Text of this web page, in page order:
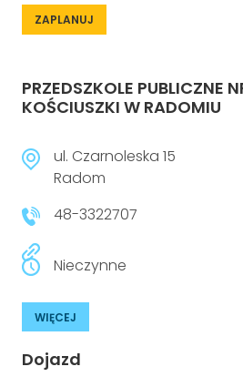
ZAPLANUJ
PRZEDSZKOLE PUBLICZNE
KOŚCIUSZKI W RADOMIU
ul. Czarnoleska 15
Radom
48-3322707
Nieczynne
WIĘCEJ
Dojazd